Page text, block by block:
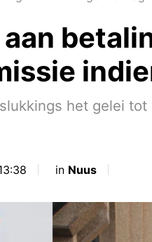
aan
het gelei
in Nuus